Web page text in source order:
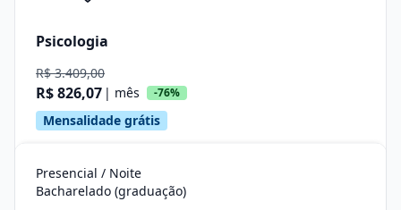
Psicologia
R$ 3.409,00
R$ 826,07 | mês -76%
Mensalidade grátis
Presencial / Noite
Bacharelado (graduação)